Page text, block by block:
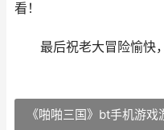
看！
最后祝老大冒险愉快
《啪啪三国》bt手机游戏